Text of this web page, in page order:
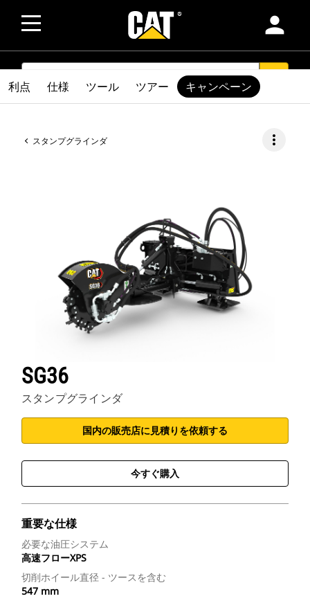
person
SEARCH
スタンプグラインダ more_vert
SG36
スタンプグラインダ
国内の販売店に見積りを依頼する
今すぐ購入
重要な仕様
必要な油圧システム
高速フローXPS
切削ホイール直径 - ツースを含む
547 mm
利点 仕様 ツール ツアー キャンペーン